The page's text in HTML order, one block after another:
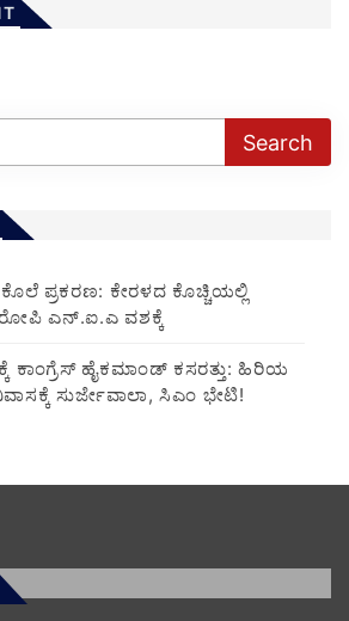
ಕೊಲೆ ಪ್ರಕರಣ: ಕೇರಳದ ಕೊಚ್ಚಿಯಲ್ಲಿ
ಎನ್.ಐ.ಎ ವಶಕ್ಕೆ
ಕಾಂಗ್ರೆಸ್ ಹೈಕಮಾಂಡ್ ಕಸರತ್ತು: ಹಿರಿಯ
ಸುರ್ಜೇವಾಲಾ, ಸಿಎಂ ಭೇಟಿ!